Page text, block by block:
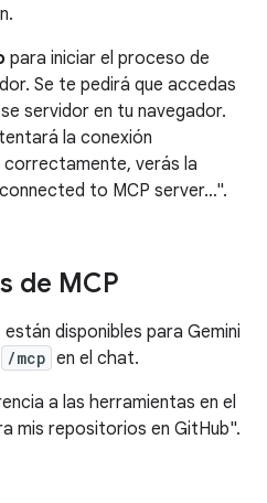
para iniciar el proceso de
Se te pedirá que accedas
servidor en tu navegador.
la conexión
correctamente, verás la
to MCP server…".
de MCP
disponibles para Gemini
/mcp en el chat.
a las herramientas en el
mis repositorios en GitHub".